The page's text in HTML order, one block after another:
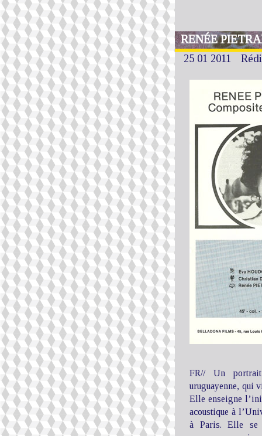
RENÉE
25 01 2011
FR// Un portrait
uruguayenne, qui
Elle enseigne
acoustique à
à Paris. Elle se